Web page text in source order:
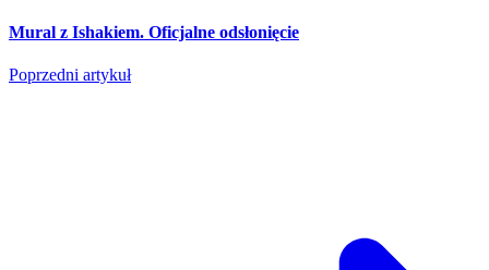
Mural z Ishakiem. Oficjalne odsłonięcie
Poprzedni artykuł